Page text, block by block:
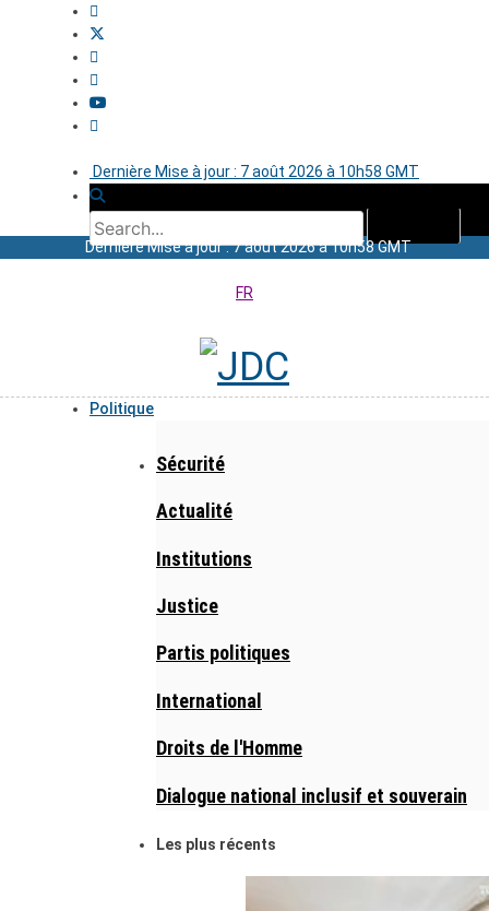
Dernière Mise à jour : 7 août 2026 à 10h58 GMT
Dernière Mise à jour : 7 août 2026 à 10h58 GMT
FR
Politique
Sécurité
Actualité
Institutions
Justice
Partis politiques
International
Droits de l'Homme
Dialogue national inclusif et souverain
Les plus récents